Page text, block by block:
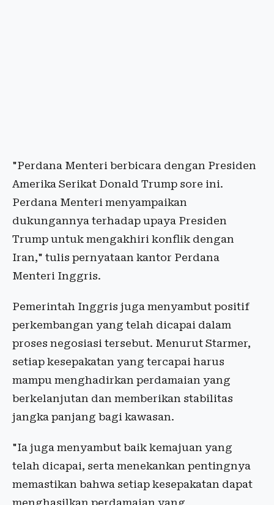
"Perdana Menteri berbicara dengan Presiden
Amerika Serikat Donald Trump sore ini.
Perdana Menteri menyampaikan
dukungannya terhadap upaya Presiden
Trump untuk mengakhiri konflik dengan
Iran," tulis pernyataan kantor Perdana
Menteri Inggris.
Pemerintah Inggris juga menyambut positif
perkembangan yang telah dicapai dalam
proses negosiasi tersebut. Menurut Starmer,
setiap kesepakatan yang tercapai harus
mampu menghadirkan perdamaian yang
berkelanjutan dan memberikan stabilitas
jangka panjang bagi kawasan.
"Ia juga menyambut baik kemajuan yang
telah dicapai, serta menekankan pentingnya
memastikan bahwa setiap kesepakatan dapat
menghasilkan perdamaian yang